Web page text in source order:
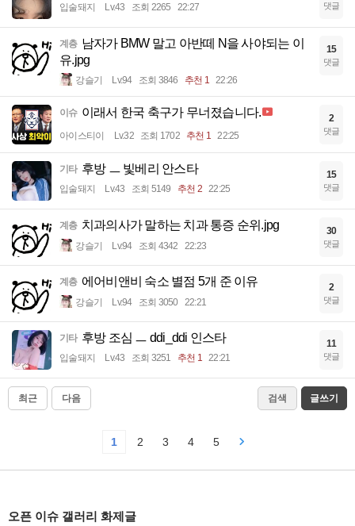
입술돼지 Lv.43 조회 2265 22:27 댓글
계층 남자가 BMW 말고 아반떼 N을 사야되는 이
유.jpg
강슬기 Lv.94 조회 3846 추천 1 22:26
15
댓글
이슈 이래서 한국 축구가 무너졌습니다.
아이스티이 Lv.32 조회 1702 추천 1 22:25
2
댓글
기타 후방 ㅡ 빛베리 안스타
입술돼지 Lv.43 조회 5149 추천 2 22:25
15
댓글
계층 치과의사가 말하는 치과 통증 순위.jpg
강슬기 Lv.94 조회 4342 22:23
30
댓글
계층 에어비앤비 숙소 별점 5개 준 이유
강슬기 Lv.94 조회 3050 22:21
2
댓글
기타 후방 조심 ㅡ ddi_ddi 인스타
입술돼지 Lv.43 조회 3251 추천 1 22:21
11
댓글
최근 다음 검색 글쓰기
1 2 3 4 5
오픈 이슈 갤러리 화제글